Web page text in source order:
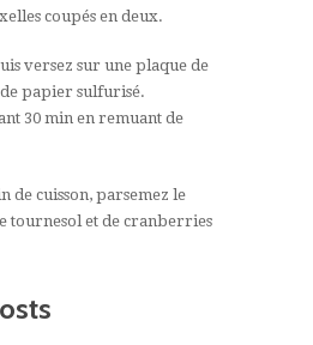
coupés en deux.
versez sur une plaque de
papier sulfurisé.
30 min en remuant de
de cuisson, parsemez le
tournesol et de cranberries